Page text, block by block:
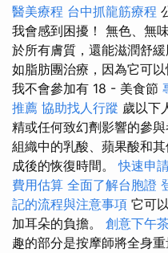
醫美療程 台中抓龍筋療程
我會感到困擾！ 無色、無
於所有膚質，還能滋潤舒
如脂肪團治療，因為它可
我不會參加有 18 - 美食節
推薦 協助找人行蹤 歲以下
精或任何致幻劑影響的參
組織中的乳酸、蘋果酸和
成後的恢復時間。快速申
費用估算 全面了解台胞證
記的流程與注意事項 它可
加耳朵的負擔。 創意下午
趣的部分是按摩師將全身